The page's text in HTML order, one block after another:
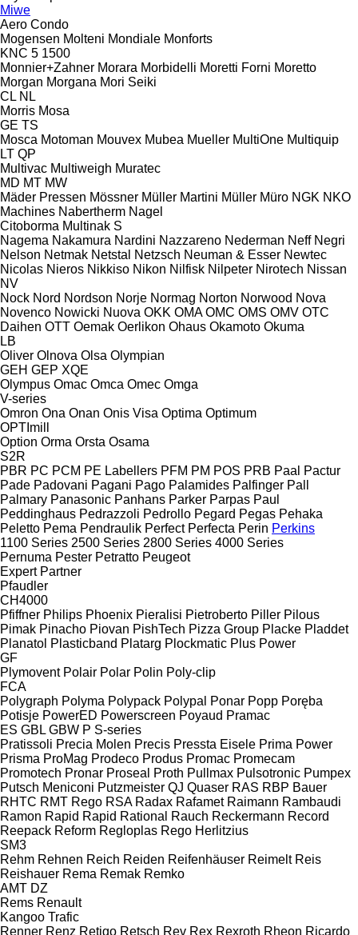
Miwe
Aero Condo
Mogensen Molteni Mondiale Monforts
KNC 5 1500
Monnier+Zahner Morara Morbidelli Moretti Forni Moretto
Morgan Morgana Mori Seiki
CL NL
Morris Mosa
GE TS
Mosca Motoman Mouvex Mubea Mueller MultiOne Multiquip
LT QP
Multivac Multiweigh Muratec
MD MT MW
Mäder Pressen Mössner Müller Martini Müller Müro NGK NKO
Machines Nabertherm Nagel
Citoborma Multinak S
Nagema Nakamura Nardini Nazzareno Nederman Neff Negri
Nelson Netmak Netstal Netzsch Neuman & Esser Newtec
Nicolas Nieros Nikkiso Nikon Nilfisk Nilpeter Nirotech Nissan
NV
Nock Nord Nordson Norje Normag Norton Norwood Nova
Novenco Nowicki Nuova OKK OMA OMC OMS OMV OTC
Daihen OTT Oemak Oerlikon Ohaus Okamoto Okuma
LB
Oliver Olnova Olsa Olympian
GEH GEP XQE
Olympus Omac Omca Omec Omga
V-series
Omron Ona Onan Onis Visa Optima Optimum
OPTImill
Option Orma Orsta Osama
S2R
PBR PC PCM PE Labellers PFM PM POS PRB Paal
Pactur
Pade Padovani Pagani Pago Palamides Palfinger Pall
Palmary Panasonic Panhans Parker Parpas Paul
Peddinghaus Pedrazzoli Pedrollo Pegard Pegas Pehaka
Peletto Pema Pendraulik Perfect Perfecta Perin Perkins
1100 Series 2500 Series 2800 Series 4000 Series
Pernuma Pester Petratto Peugeot
Expert Partner
Pfaudler
CH4000
Pfiffner Philips Phoenix Pieralisi Pietroberto Piller Pilous
Pimak Pinacho Piovan PishTech Pizza Group Placke Pladdet
Planatol Plasticband Platarg Plockmatic Plus Power
GF
Plymovent Polair Polar Polin Poly-clip
FCA
Polygraph Polyma Polypack Polypal Ponar Popp Poręba
Potisje PowerED Powerscreen Poyaud Pramac
ES GBL GBW P S-series
Pratissoli Precia Molen Precis Pressta Eisele Prima Power
Prisma ProMag Prodeco Produs Promac Promecam
Promotech Pronar Proseal Proth Pullmax Pulsotronic Pumpex
Putsch Meniconi Putzmeister QJ Quaser RAS RBP Bauer
RHTC RMT Rego RSA Radax Rafamet Raimann Rambaudi
Ramon Rapid Rapid Rational Rauch Reckermann Record
Reepack Reform Regloplas Rego Herlitzius
SM3
Rehm Rehnen Reich Reiden Reifenhäuser Reimelt Reis
Reishauer Rema Remak Remko
AMT DZ
Rems Renault
Kangoo Trafic
Renner Renz Retigo Retsch Rev Rex Rexroth Rheon Ricardo